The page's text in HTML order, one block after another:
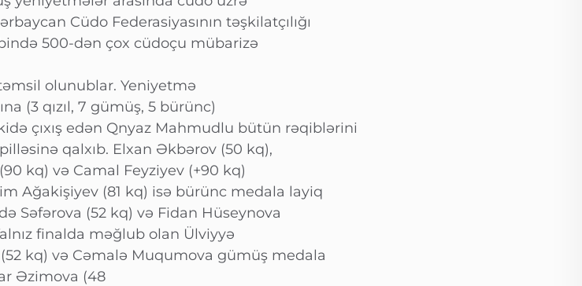
Cüdo Federasiyasının təşkilatçılığı
500-dən çox cüdoçu mübarizə
olunublar. Yeniyetmə
(3 qızıl, 7 gümüş, 5 bürünc)
çıxış edən Qnyaz Mahmudlu bütün rəqiblərini
qalxıb. Elxan Əkbərov (50 kq),
kq) və Camal Feyziyev (+90 kq)
Ağakişiyev (81 kq) isə bürünc medala layiq
Səfərova (52 kq) və Fidan Hüseynova
finalda məğlub olan Ülviyyə
kq) və Cəmalə Muqumova gümüş medala
Əzimova (48